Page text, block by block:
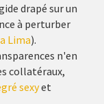
drapé sur un
à perturber
Lima).
n'en
collatéraux,
sexyet